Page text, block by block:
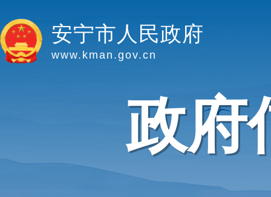
安宁市人民政府
www.kman.gov.cn
政府